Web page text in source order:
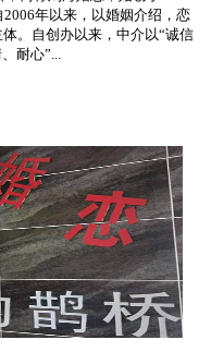
年以来，以婚姻介绍，恋
。自创办以来，中介以“诚信
耐心”...